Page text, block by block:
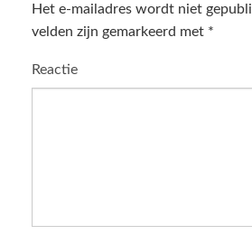
Het e-mailadres wordt niet
velden zijn gemarkeerd met *
Reactie